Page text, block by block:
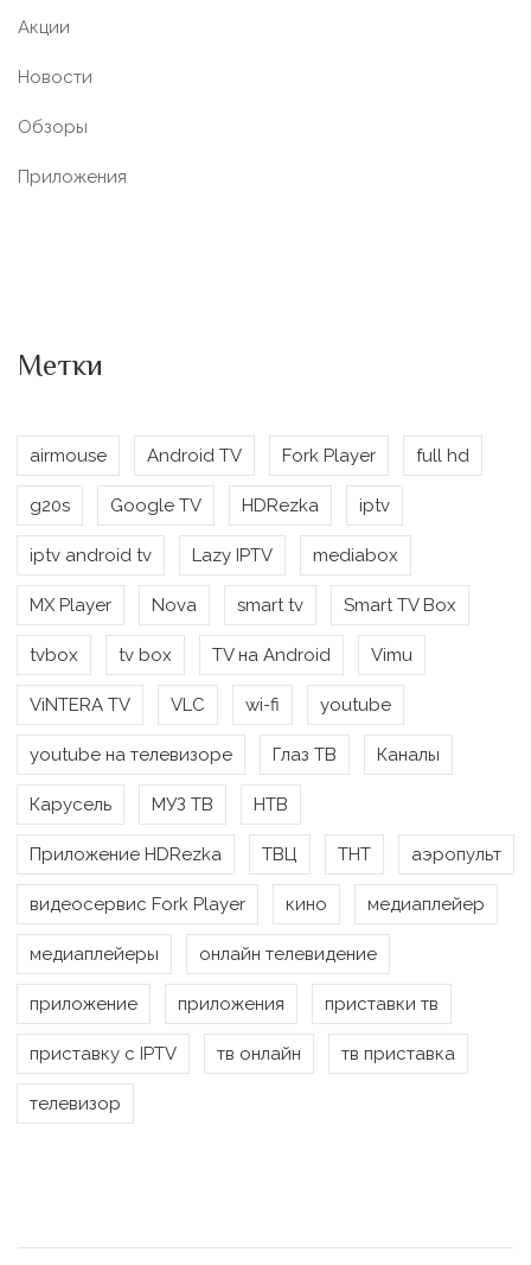
Акции
Новости
Обзоры
Приложения
Метки
airmouse Android TV Fork Player full hd
g20s Google TV HDRezka iptv
iptv android tv Lazy IPTV mediabox
MX Player Nova smart tv Smart TV Box
tvbox tv box TV на Android Vimu
ViNTERA TV VLC wi-fi youtube
youtube на телевизоре Глаз ТВ Каналы
Карусель МУЗ ТВ НТВ
Приложение HDRezka ТВЦ ТНТ аэропульт
видеосервис Fork Player кино медиаплейер
медиаплейеры онлайн телевидение
приложение приложения приставки тв
приставку с IPTV тв онлайн тв приставка
телевизор